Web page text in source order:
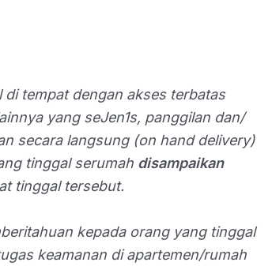
tempat dengan akses terbatas
yang seJen1s, panggilan dan/
secara langsung (on hand delivery)
tinggal serumah disampaikan
tinggal tersebut.
kepada orang yang tinggal
keamanan di apartemen/rumah